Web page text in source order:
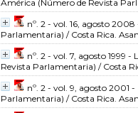
América (Número de Revista
nº. 2 - vol. 16, agosto
Parlamentaria) / Costa Rica.
nº. 2 - vol. 7, agosto 1999
Revista Parlamentaria) / Costa
nº. 2 - vol. 9, agosto 2001
Parlamentaria) / Costa Rica.